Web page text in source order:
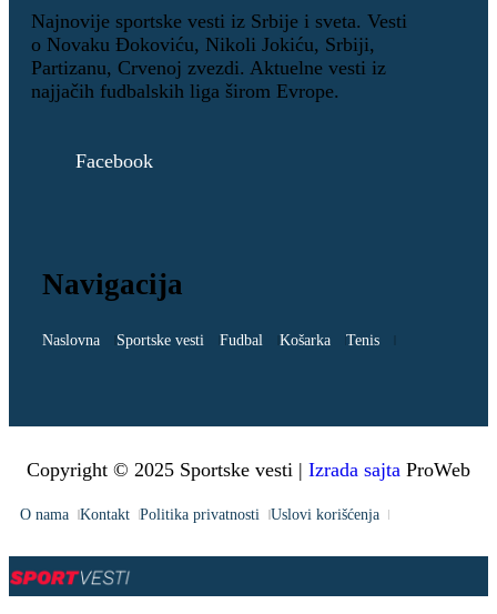
Najnovije sportske vesti iz Srbije i sveta. Vesti
o Novaku Đokoviću, Nikoli Jokiću, Srbiji,
Partizanu, Crvenoj zvezdi. Aktuelne vesti iz
najjačih fudbalskih liga širom Evrope.
Facebook
Navigacija
Naslovna Sportske vesti Fudbal Košarka Tenis
Copyright © 2025 Sportske vesti | Izrada sajta ProWeb
O nama Kontakt Politika privatnosti Uslovi korišćenja